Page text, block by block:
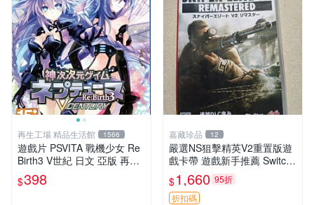
再生工場 精品生活館 1566
遊戲片 PSVITA 戰機少女 Re
Birth3 V世紀 日文 亞版 再生
工場 01
$398
嘉藏珍品 12
嚴選NS狙擊精英V2重置版遊
戲卡帶 遊戲新手推薦 Switch
專用 狙擊精英 V2 任天堂 游
戲卡帶
$1,660 95折
折扣碼